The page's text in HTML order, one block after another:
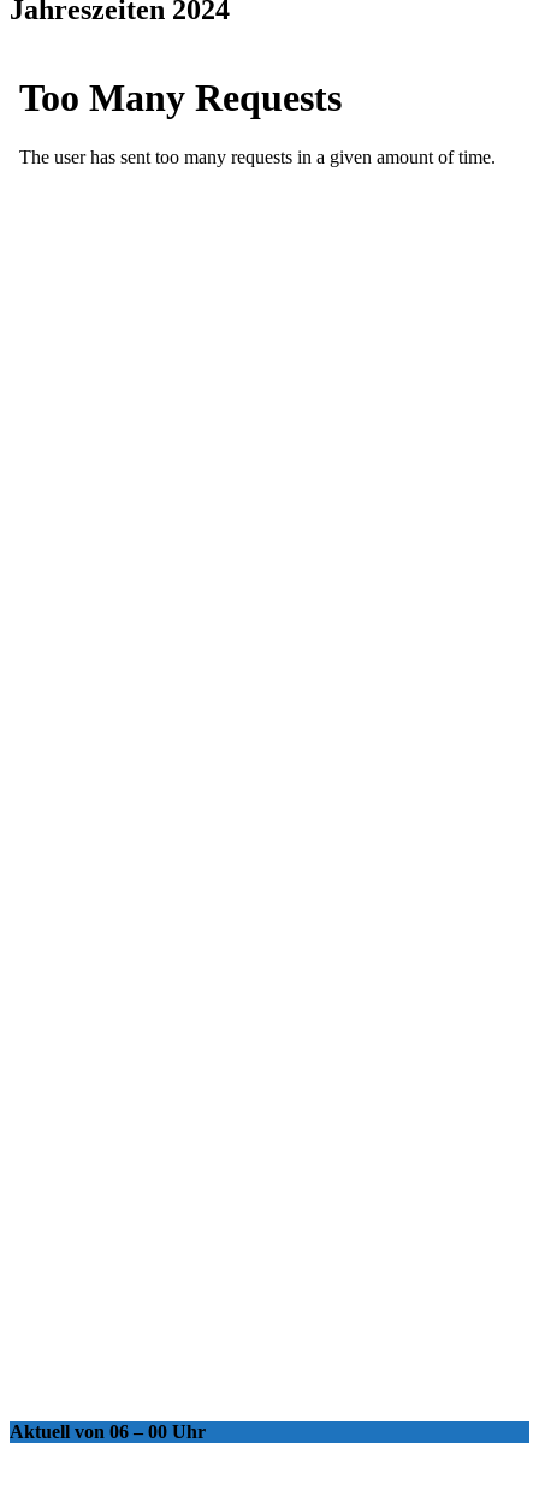
Jahreszeiten 2024
Aktuell von 06 – 00 Uhr